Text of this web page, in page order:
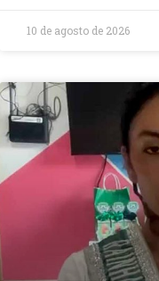
10 de agosto de 2026